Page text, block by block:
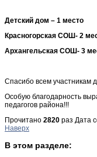
Детский дом – 1 место
Красногорская СОШ- 2
Архангельская СОШ- 3
Спасибо всем участникам
Особую благодарность
педагогов района!!!
Прочитано 2820 раз Дата
Наверх
В этом разделе: